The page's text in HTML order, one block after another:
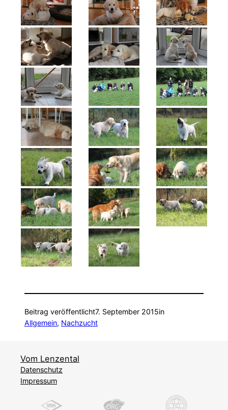
Beitrag veröffentlicht7. September 2015in
Allgemein, Nachzucht
Vom Lenzental
Datenschutz
Impressum